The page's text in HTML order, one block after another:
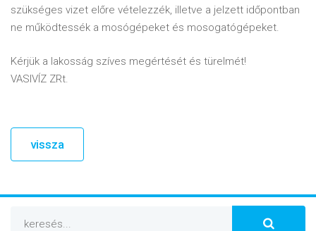
szükséges vizet előre vételezzék, illetve a jelzett időpontban
ne működtessék a mosógépeket és mosogatógépeket.
Kérjük a lakosság szíves megértését és türelmét!
VASIVÍZ ZRt.
vissza